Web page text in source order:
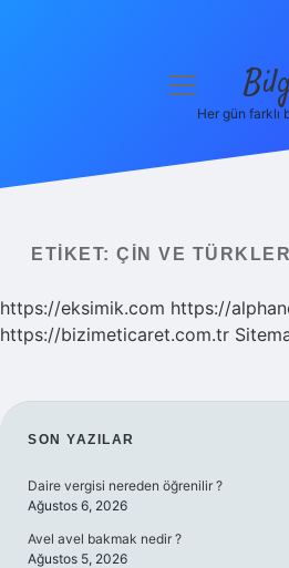
Yasal Uyarı
Hakkımızda
menüyü
Her gün farklı
ETIKET: ÇIN VE
https://eksimik.com https://
https://bizimeticaret.com.tr
SIDEBAR
SON YAZILAR
Daire vergisi nereden öğrenilir ?
Ağustos 6, 2026
Avel avel bakmak nedir ?
Ağustos 5, 2026